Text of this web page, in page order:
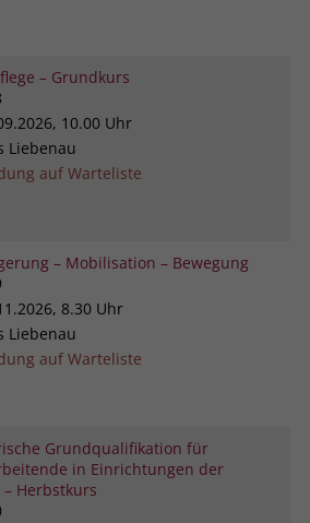
– Grundkurs
10.00 Uhr
Liebenau
auf Warteliste
– Mobilisation – Bewegung
8.30 Uhr
Liebenau
auf Warteliste
Grundqualifikation für
in Einrichtungen der
Herbstkurs